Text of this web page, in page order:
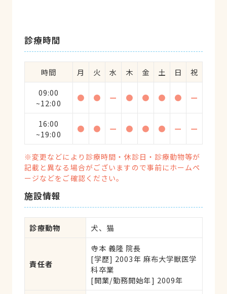
診療時間
時間 月 火 水 木 金 土 日
祝
09:00
~12:00
● ● ー ● ● ● ● ー
16:00
~19:00
● ● ー ● ● ● ー ー
※変更などにより診療時間・休診日・診療動物等が
記載と異なる場合がございますので事前にホームペ
ージなどをご確認ください。
施設情報
診療動物 犬、猫
責任者
寺本 義隆 院長
[学歴] 2003年 麻布大学獣医学
科卒業
[開業/勤務開始年] 2009年